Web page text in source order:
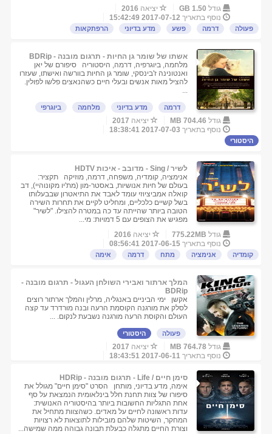
גודל 1.50 GB יציאה 2016
נוסף בתאריך 2017-07-12 15:42:49
פעולה דרמה פשע מדע בדיוני הרפתקאות
אשתו של שומר גן החיות - תרגום מובנה - BDRip
מלחמה, ביוגרפיה, דרמה, היסטוריה סיפורם של יאן
ואנטונינה ז'בינסקי, שומר גן החיות בוורשה ואישתו, שעזרו
להציל מאות אנשים ובעלי חיים כשהנאצים פלשו לפולין.
...
גודל 704.46 MB יציאה 2017
נוסף בתאריך 2017-07-03 18:38:41
דרמה מדע בדיוני מלחמה ביוגרפי
היסטורי
לשיר / Sing - מדובב - איכות HDTV
אנימציה, קומדיה, משפחה, דרמה, מוזיקה תקציר:
בעולם של חיות אנושיות, באסטר-מון (מת'יו מקונוהיי), דב
קואלה אמביציוזי עומד לאבד את התיאטרון שבבעלותו
בשל קשיים כלכליים, ומחליט לקיים את תחרות השירה
הטובה ביותר שהייתה עד כה במטרה להצילו. "לשיר"
מפגיש את הצופים עם 5 דמויות: מי...
גודל 775.22MB יציאה 2016
נוסף בתאריך 2017-06-15 08:56:41
קומדיה אנימציה מתח דרמה אימה
המלך ארתור ואבירי השולחן העגול - תרגום מובנה -
BDRip
אקשן ימי הביניים באנגליה, מרלין והמלך ארתור רוצים
לסלק את מורגנה הקוסמת הרעה ובנה מורדרד עד קצה
העולם והקוסת הרעה מורגנה נשבעת לנקום. ...
גודל 764.78 MB יציאה 2017
נוסף בתאריך 2017-06-11 18:43:51
פעולה היסטורי
סימן חיים / Life - תרגום מובנה - HDRip
אימה, מדע בדיוני, מותחן הסרט "סימן חיים" מגולל את
סיפורו של צוות תחנת חלל בינלאומית הנמצאת על סף
אחת התגליות החשובות ביותר בהיסטוריה האנושית:
עדות ראשונה לחיים על מאדים. כשהצוות מתחיל את
המחקר, השיטות שלהם מובילות לתוצאות לא רצויות
וצורת החיים מתגלה כבעלת תבונה גבוהה ממה שמישה...